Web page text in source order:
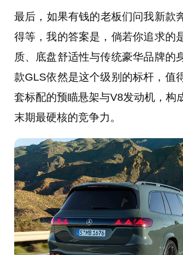
最后，如果有钱的老板们问我新款
得等，我的答案是，倘若你追求的
质、底盘舒适性与传统豪华品牌的
款GLS依然是这个级别的标杆，值
套标配的预瞄悬架与V8发动机，构
末期最硬核的竞争力。